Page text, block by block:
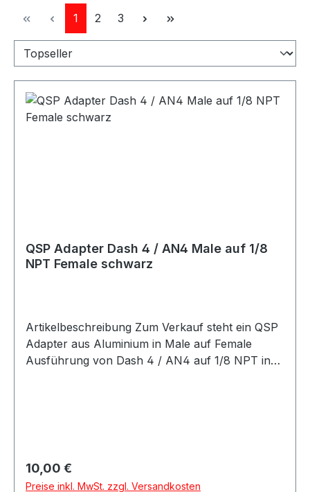
Seite
1 Seite
2 Seite
3
QSP Adapter Dash 4 / AN4 Male auf 1/8
NPT Female schwarz
Artikelbeschreibung Zum Verkauf steht ein QSP
Adapter aus Aluminium in Male auf Female
Ausführung von Dash 4 / AN4 auf 1/8 NPT in
auf NPT Anschlüsse und ist passend für
Regulärer Preis:
10,00 €
Preise inkl. MwSt. zzgl. Versandkosten